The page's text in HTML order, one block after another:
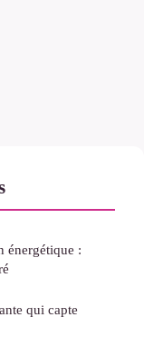
énergétique :
qui capte